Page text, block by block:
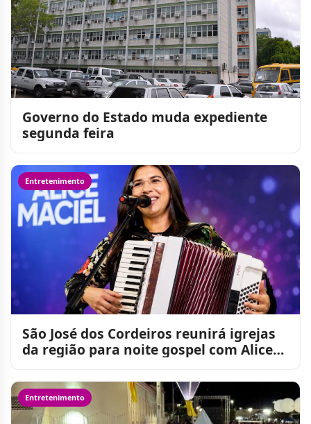
Governo do Estado muda expediente
segunda feira
Entretenimento
São José dos Cordeiros reunirá igrejas
da região para noite gospel com Alice
Entretenimento